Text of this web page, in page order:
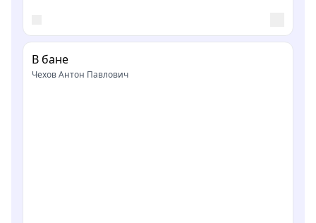
В бане
Чехов Антон Павлович